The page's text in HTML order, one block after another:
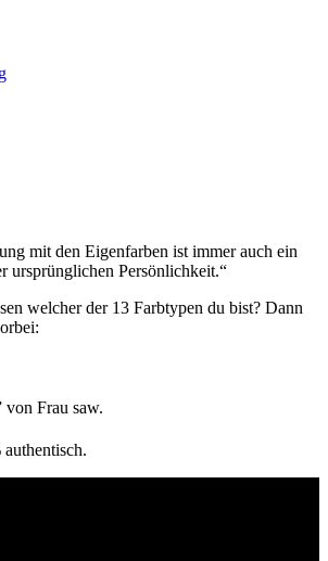
mit den Eigenfarben ist immer auch ein
ursprünglichen Persönlichkeit.“
welcher der 13 Farbtypen du bist? Dann
Frau saw.